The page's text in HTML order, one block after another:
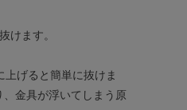
けます。
げると簡単に抜けま
金具が浮いてしまう原